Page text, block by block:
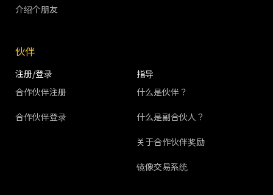
介绍个朋友
伙伴
注册/登录
合作伙伴注册
合作伙伴登录
指导
什么是伙伴？
什么是副合伙人？
关于合作伙伴奖励
镜像交易系统